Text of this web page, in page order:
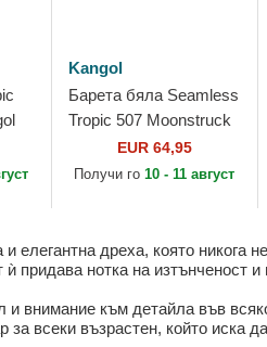
Kangol
Барета бяла Seamless
Tropic 507 Moonstruck
от KangolEUR 64,95
Получи го10 - 11 август
елегантна дреха, която никога
придава нотка на изтънченост и
и внимание към детайла във
всеки възрастен, който иска